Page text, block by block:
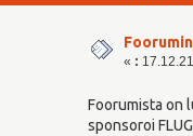
« :
Foorumista on
sponsoroi